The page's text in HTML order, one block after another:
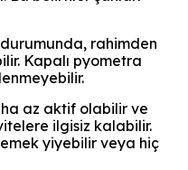
durumunda, rahimden
Kapalı pyometra
az aktif olabilir ve
ilgisiz kalabilir.
yiyebilir veya hiç